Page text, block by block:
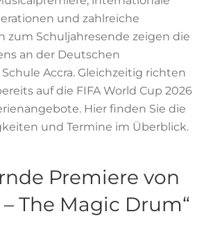
und zahlreiche
zum Schuljahresende zeigen die
an der Deutschen
Accra. Gleichzeitig richten
auf die FIFA World Cup 2026
Hier finden Sie die
und Termine im Überblick.
Premiere von
The Magic Drum“